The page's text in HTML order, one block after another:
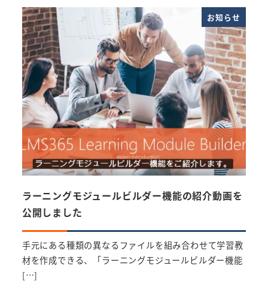
お知らせ
ラーニングモジュールビルダー機能の紹介動画を
公開しました
手元にある種類の異なるファイルを組み合わせて学習教
材を作成できる、「ラーニングモジュールビルダー機能
[…]